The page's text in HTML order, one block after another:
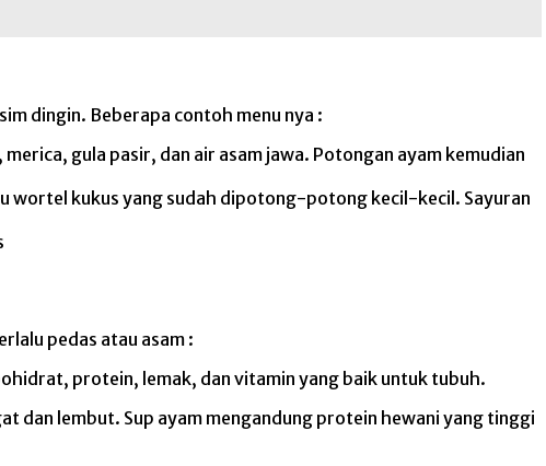
dingin. Beberapa contoh menu nya :
gula pasir, dan air asam jawa. Potongan ayam kemudian
wortel kukus yang sudah dipotong-potong kecil-kecil. Sayuran
pedas atau asam :
protein, lemak, dan vitamin yang baik untuk tubuh.
dan lembut. Sup ayam mengandung protein hewani yang tinggi